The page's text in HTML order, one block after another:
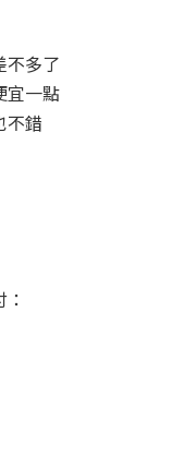
不多了
宜一點
不錯